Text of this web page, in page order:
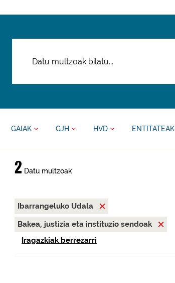
GAIAK GJH HVD ENTITATEAK
2 Datu multzoak
Ibarrangeluko Udala
Bakea, justizia eta instituzio sendoak
Iragazkiak berrezarri